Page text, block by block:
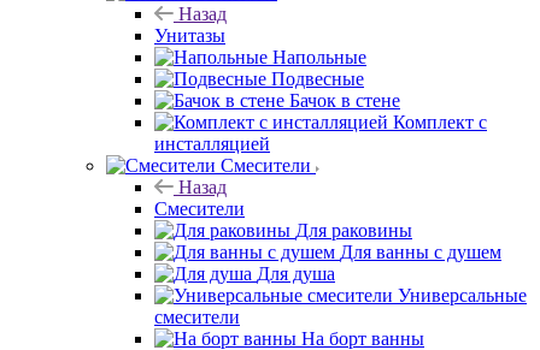
Назад
Унитазы
Напольные
Подвесные
Бачок в стене
Комплект с
инсталляцией
Смесители
Назад
Смесители
Для раковины
Для ванны с душем
Для душа
Универсальные
смесители
На борт ванны